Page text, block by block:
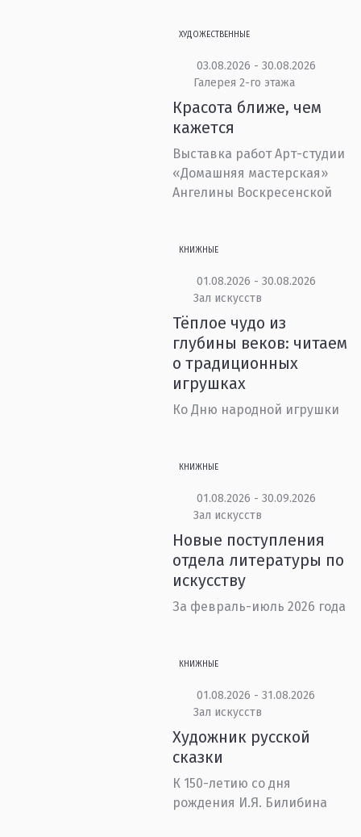
ХУДОЖЕСТВЕННЫЕ
03.08.2026 - 30.08.2026
Галерея 2-го этажа
Красота ближе, чем
кажется
Выставка работ Арт-студии
«Домашняя мастерская»
Ангелины Воскресенской
КНИЖНЫЕ
01.08.2026 - 30.08.2026
Зал искусств
Тёплое чудо из
глубины веков: читаем
о традиционных
игрушках
Ко Дню народной игрушки
КНИЖНЫЕ
01.08.2026 - 30.09.2026
Зал искусств
Новые поступления
отдела литературы по
искусству
За февраль-июль 2026 года
КНИЖНЫЕ
01.08.2026 - 31.08.2026
Зал искусств
Художник русской
сказки
К 150-летию со дня
рождения И.Я. Билибина